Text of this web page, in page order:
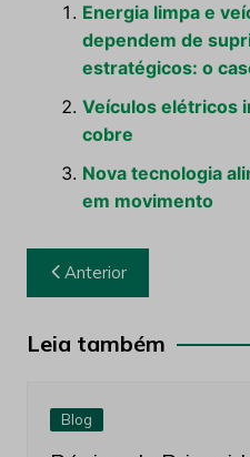
Energia limpa e
dependem de
estratégicos: o
Veículos elétricos
cobre
Nova tecnologia
em movimento
Navegação
de
Post
Anterior
Leia também
Blog